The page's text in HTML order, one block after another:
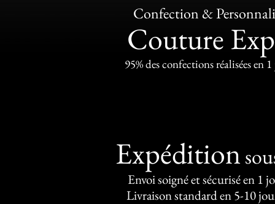
Confection &
Couture
95% des confections réalisées en
Expédition
Envoi soigné et sécurisé en 1
Livraison standard en 5-10